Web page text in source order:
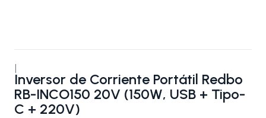
Inversor de Corriente Portátil Redbo
RB-INCO150 20V (150W, USB + Tipo-
C + 220V)